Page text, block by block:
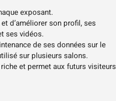
exposant.
d’améliorer son profil, ses
ses vidéos.
de ses données sur le
sur plusieurs salons.
et permet aux futurs visiteurs